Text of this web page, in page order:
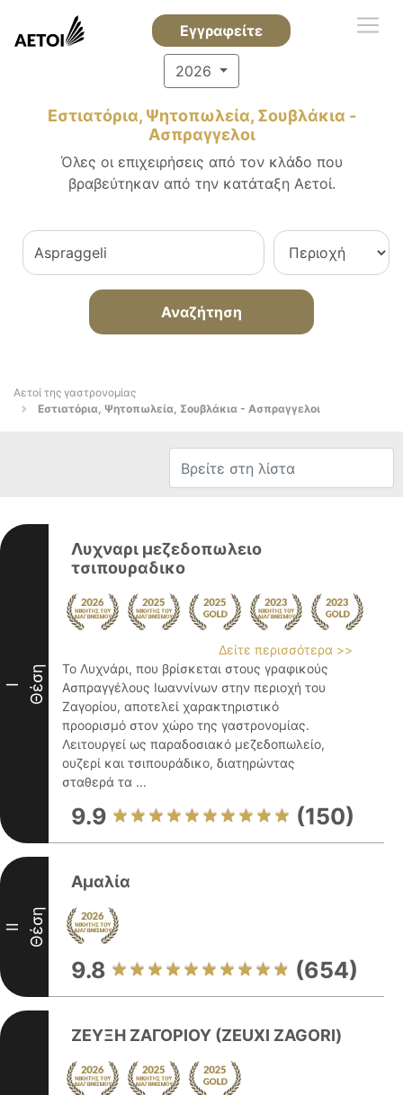
Εγγραφείτε
2026
Εστιατόρια, Ψητοπωλεία, Σουβλάκια -
Ασπραγγελοι
Όλες οι επιχειρήσεις από τον κλάδο που
βραβεύτηκαν από την κατάταξη Αετοί.
Αναζήτηση
Αετοί της γαστρονομίας
Εστιατόρια, Ψητοπωλεία, Σουβλάκια - Ασπραγγελοι
I Θέση
Λυχναρι μεζεδοπωλειο
τσιπουραδικο
Δείτε περισσότερα >>
Το Λυχνάρι, που βρίσκεται στους γραφικούς
Ασπραγγέλους Ιωαννίνων στην περιοχή του
Ζαγορίου, αποτελεί χαρακτηριστικό
προορισμό στον χώρο της γαστρονομίας.
Λειτουργεί ως παραδοσιακό μεζεδοπωλείο,
ουζερί και τσιπουράδικο, διατηρώντας
σταθερά τα ...
9.9 (150)
II Θέση
Αμαλία
9.8 (654)
ΖΕΥΞΗ ΖΑΓΟΡΙΟΥ (ZEUXI ZAGORI)